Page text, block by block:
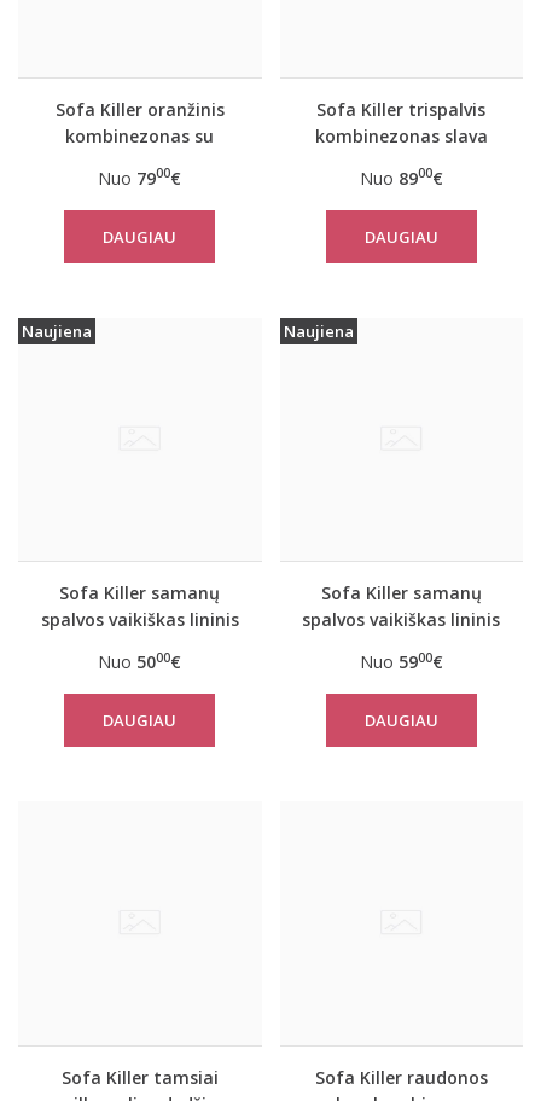
Sofa Killer oranžinis
kombinezonas su
Nuo 7900€
DAUGIAU
Sofa Killer trispalvis
kombinezonas slava
Nuo 8900€
DAUGIAU
Naujiena
Sofa Killer samanų
spalvos vaikiškas lininis
Nuo 5000€
DAUGIAU
Naujiena
Sofa Killer samanų
spalvos vaikiškas lininis
Nuo 5900€
DAUGIAU
Sofa Killer tamsiai
Sofa Killer raudonos